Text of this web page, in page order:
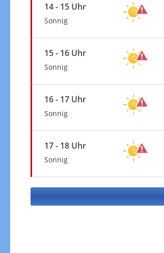
14 - 15 Uhr
Sonnig
15 - 16 Uhr
Sonnig
16 - 17 Uhr
Sonnig
17 - 18 Uhr
Sonnig